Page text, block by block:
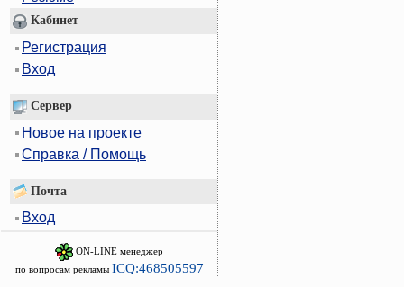
Кабинет
Регистрация
Вход
Сервер
Новое на проекте
Справка / Помощь
Почта
Вход
ON-LINE менеджер
по вопросам рекламы ICQ:468505597